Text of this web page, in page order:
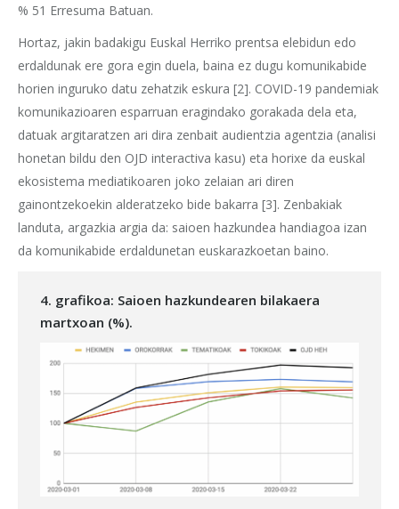
% 51 Erresuma Batuan.
Hortaz, jakin badakigu Euskal Herriko prentsa elebidun edo
erdaldunak ere gora egin duela, baina ez dugu komunikabide
horien inguruko datu zehatzik eskura [2]. COVID-19 pandemiak
komunikazioaren esparruan eragindako gorakada dela eta,
datuak argitaratzen ari dira zenbait audientzia agentzia (analisi
honetan bildu den OJD interactiva kasu) eta horixe da euskal
ekosistema mediatikoaren joko zelaian ari diren
gainontzekoekin alderatzeko bide bakarra [3]. Zenbakiak
landuta, argazkia argia da: saioen hazkundea handiagoa izan
da komunikabide erdaldunetan euskarazkoetan baino.
4. grafikoa: Saioen hazkundearen bilakaera
martxoan (%).